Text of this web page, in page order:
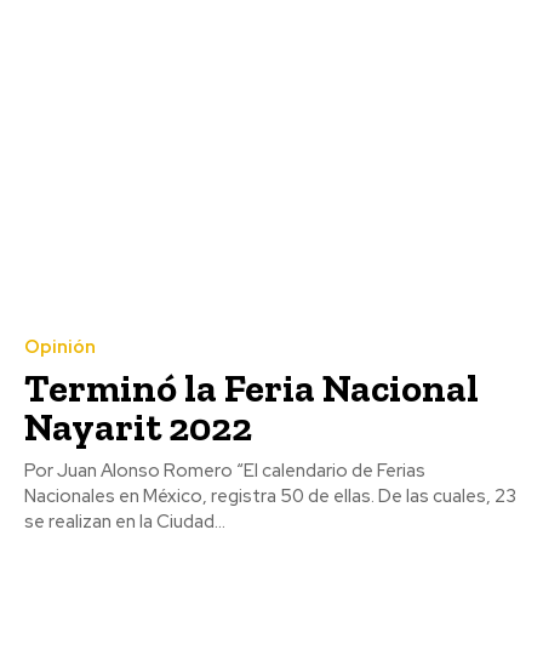
Opinión
Terminó la Feria Nacional
Nayarit 2022
Por Juan Alonso Romero “El calendario de Ferias
Nacionales en México, registra 50 de ellas. De las cuales, 23
se realizan en la Ciudad...